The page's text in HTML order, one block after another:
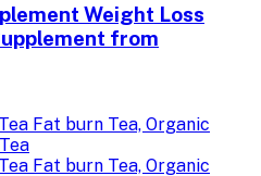
Weight Loss
from